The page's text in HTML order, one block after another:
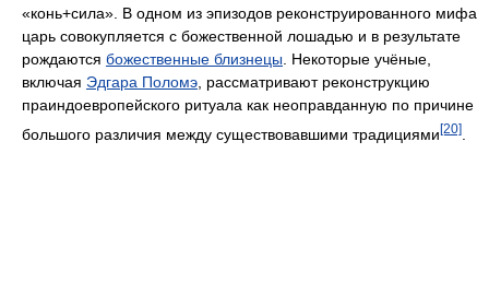
«конь+сила». В одном из эпизодов реконструированного мифа
царь совокупляется с божественной лошадью и в результате
рождаются божественные близнецы . Некоторые учёные,
включая Эдгара Поломэ , рассматривают реконструкцию
праиндоевропейского ритуала как неоправданную по причине
большого различия между существовавшими традициями[20]